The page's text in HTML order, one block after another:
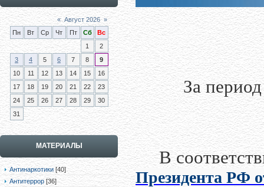
« Август 2026 »
Пн
Вт Ср Чт Пт Сб
Вс
1
2
3
4 5 6 7 8
9
10
11 12 13 14 15
16
17
18 19 20 21 22
23
24
25 26 27 28 29
30
31
МАТЕРИАЛЫ
Антинаркотики [40]
Антитеррор [36]
За
В
Президента РФ